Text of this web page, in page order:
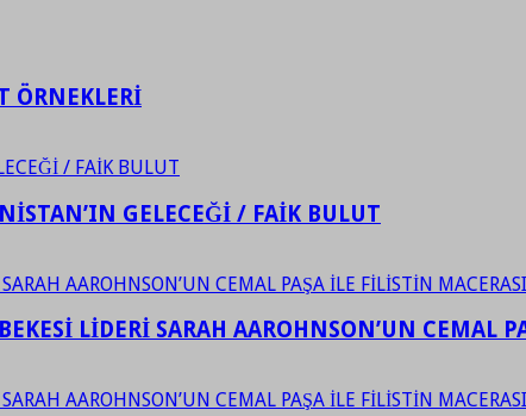
ÖRNEKLERİ
GELECEĞİ / FAİK BULUT
LİDERİ SARAH AAROHNSON’UN CEMAL